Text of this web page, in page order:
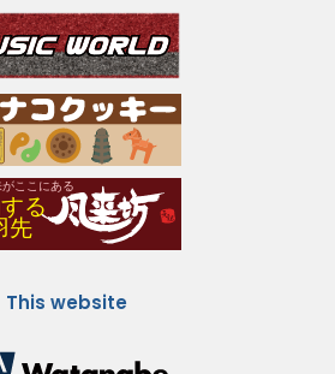
This website